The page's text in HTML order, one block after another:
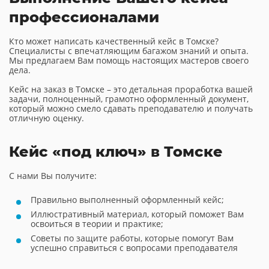
профессионалами
Кто может написать качественный кейс в Томске?
Специалисты с впечатляющим багажом знаний и опыта.
Мы предлагаем Вам помощь настоящих мастеров своего
дела.
Кейс на заказ в Томске – это детальная проработка вашей
задачи, полноценный, грамотно оформленный документ,
который можно смело сдавать преподавателю и получать
отличную оценку.
Кейс «под ключ» в Томске
С нами Вы получите:
Правильно выполненный оформленный кейс;
Иллюстративный материал, который поможет Вам
освоиться в теории и практике;
Советы по защите работы, которые помогут Вам
успешно справиться с вопросами преподавателя